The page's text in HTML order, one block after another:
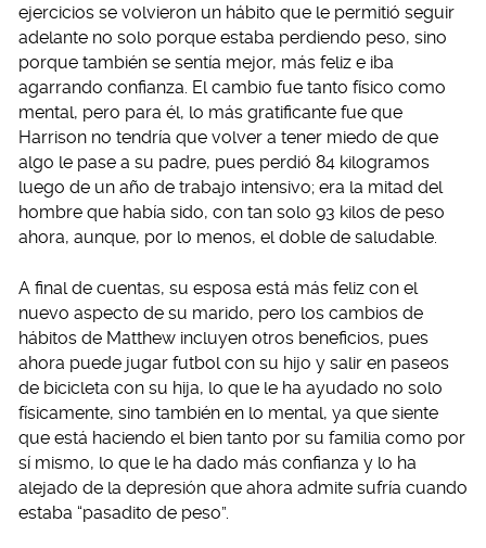
ejercicios se volvieron un hábito que le permitió seguir
adelante no solo porque estaba perdiendo peso, sino
porque también se sentía mejor, más feliz e iba
agarrando confianza. El cambio fue tanto físico como
mental, pero para él, lo más gratificante fue que
Harrison no tendría que volver a tener miedo de que
algo le pase a su padre, pues perdió 84 kilogramos
luego de un año de trabajo intensivo; era la mitad del
hombre que había sido, con tan solo 93 kilos de peso
ahora, aunque, por lo menos, el doble de saludable.
A final de cuentas, su esposa está más feliz con el
nuevo aspecto de su marido, pero los cambios de
hábitos de Matthew incluyen otros beneficios, pues
ahora puede jugar futbol con su hijo y salir en paseos
de bicicleta con su hija, lo que le ha ayudado no solo
físicamente, sino también en lo mental, ya que siente
que está haciendo el bien tanto por su familia como por
sí mismo, lo que le ha dado más confianza y lo ha
alejado de la depresión que ahora admite sufría cuando
estaba “pasadito de peso”.